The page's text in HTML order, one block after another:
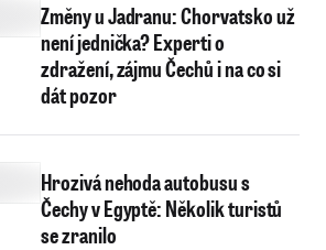
Změny u Jadranu: Chorvatsko už
není jednička? Experti o
zdražení, zájmu Čechů i na co si
dát pozor
Hrozivá nehoda autobusu s
Čechy v Egyptě: Několik turistů
se zranilo